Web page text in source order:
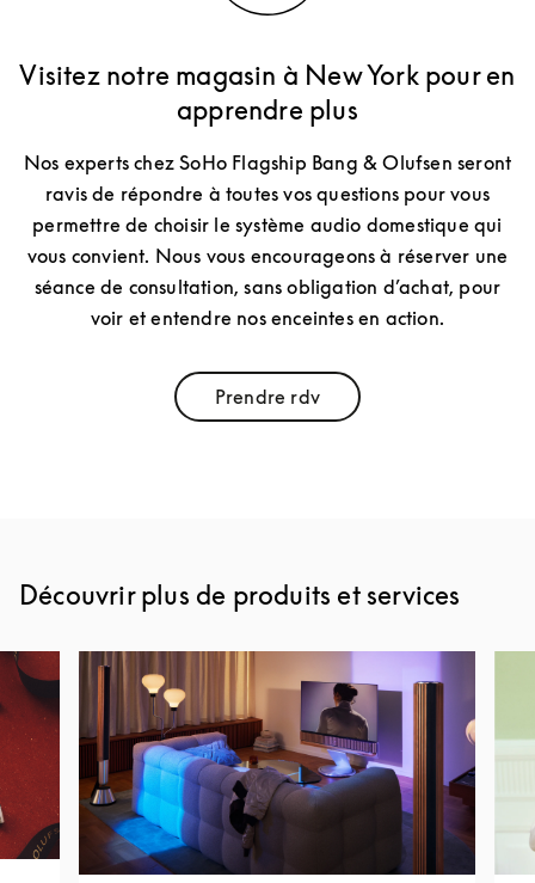
Visitez notre magasin à New York pour en
apprendre plus
Nos experts chez SoHo Flagship Bang & Olufsen seront
ravis de répondre à toutes vos questions pour vous
permettre de choisir le système audio domestique qui
vous convient. Nous vous encourageons à réserver une
séance de consultation, sans obligation d’achat, pour
voir et entendre nos enceintes en action.
Prendre rdv
Link Opens in New Tab
Découvrir plus de produits et services